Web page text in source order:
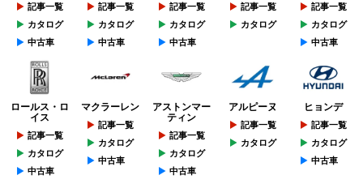
記事一覧
カタログ
中古車
記事一覧
カタログ
中古車
記事一覧
カタログ
中古車
記事一覧
カタログ
記事一覧
カタログ
中古車
ロールス・ロ
イス
記事一覧
カタログ
中古車
マクラーレン
記事一覧
カタログ
中古車
アストンマー
ティン
記事一覧
カタログ
中古車
アルピーヌ
記事一覧
カタログ
ヒョンデ
記事一覧
カタログ
中古車